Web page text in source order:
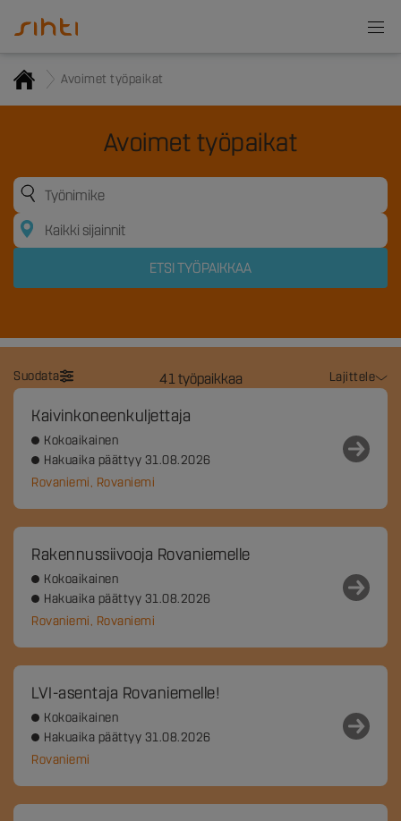
Avoimet työpaikat
Avoimet työpaikat
Suodata 41työpaikkaa Lajittele
Kaivinkoneenkuljettaja
Kokoaikainen
Hakuaika päättyy 31.08.2026
Rovaniemi, Rovaniemi
Rakennussiivooja Rovaniemelle
Kokoaikainen
Hakuaika päättyy 31.08.2026
Rovaniemi, Rovaniemi
LVI-asentaja Rovaniemelle!
Kokoaikainen
Hakuaika päättyy 31.08.2026
Rovaniemi